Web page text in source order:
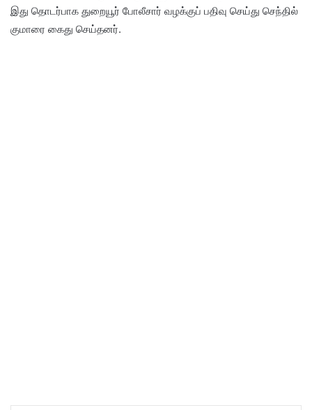
இது தொடர்பாக துறையூர் போலீசார் வழக்குப் பதிவு செய்து செந்தில்
குமாரை கைது செய்தனர்.